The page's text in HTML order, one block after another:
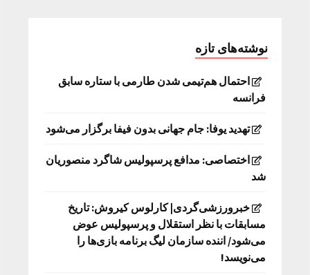
نوشته‌های تازه
احتمال هم‌تیمی شدن طارمی با ستاره سابق
فرانسه
تهدید یوفا: جام جهانی بدون فیفا برگزار می‌شود
اختصاصی: مدافع پرسپولیس شاگرد منصوریان
شد
خبرورزشی‌گردی| کارلوس کیروش: تاریخ
مسابقات با نظر استقلال و پرسپولیس عوض
می‌شود/ اننده سازمان لیگ برنامه بازی‌ها را
می‌نویسد!